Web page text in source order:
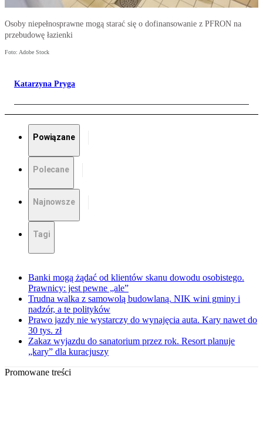
Osoby niepełnosprawne mogą starać się o dofinansowanie z PFRON na
przebudowę łazienki
Foto: Adobe Stock
Katarzyna Pryga
Powiązane
Polecane
Najnowsze
Tagi
Banki mogą żądać od klientów skanu dowodu osobistego.
Prawnicy: jest pewne „ale”
Trudna walka z samowolą budowlaną. NIK wini gminy i
nadzór, a te polityków
Prawo jazdy nie wystarczy do wynajęcia auta. Kary nawet do
30 tys. zł
Zakaz wyjazdu do sanatorium przez rok. Resort planuje
„kary” dla kuracjuszy
Promowane treści